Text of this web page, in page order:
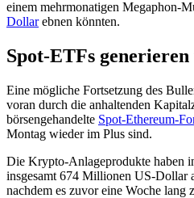
einem mehrmonatigen Megaphon-
Dollarebnen könnten.
Spot-ETFs
Eine mögliche Fortsetzung des
voran durch die anhaltenden
börsengehandelte Spot-Ethereum-
Montag wieder im Plus sind.
Die Krypto-Anlageprodukte haben
insgesamt 674 Millionen US-Dollar
nachdem es zuvor eine Woche lang